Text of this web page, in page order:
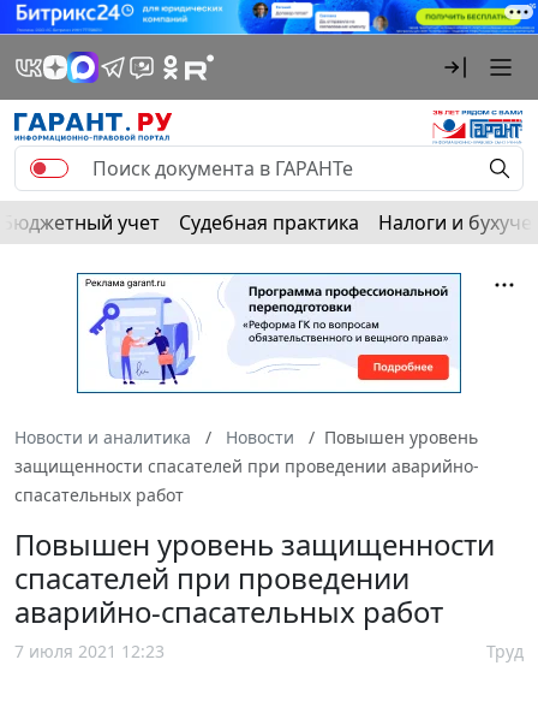
Бюджетный учет Судебная практика Налоги и
Новости и аналитика Новости
Повышен уровень
защищенности спасателей при проведении аварийно-
спасательных работ
Повышен уровень защищенности
спасателей при проведении
аварийно-спасательных работ
7 июля 2021 12:23 Труд